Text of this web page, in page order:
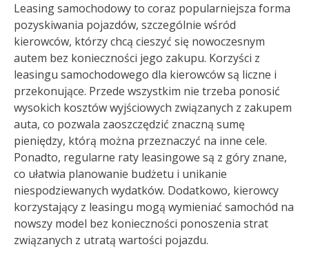
Leasing samochodowy to coraz popularniejsza forma
pozyskiwania pojazdów, szczególnie wśród
kierowców, którzy chcą cieszyć się nowoczesnym
autem bez konieczności jego zakupu. Korzyści z
leasingu samochodowego dla kierowców są liczne i
przekonujące. Przede wszystkim nie trzeba ponosić
wysokich kosztów wyjściowych związanych z zakupem
auta, co pozwala zaoszczędzić znaczną sumę
pieniędzy, którą można przeznaczyć na inne cele.
Ponadto, regularne raty leasingowe są z góry znane,
co ułatwia planowanie budżetu i unikanie
niespodziewanych wydatków. Dodatkowo, kierowcy
korzystający z leasingu mogą wymieniać samochód na
nowszy model bez konieczności ponoszenia strat
związanych z utratą wartości pojazdu.